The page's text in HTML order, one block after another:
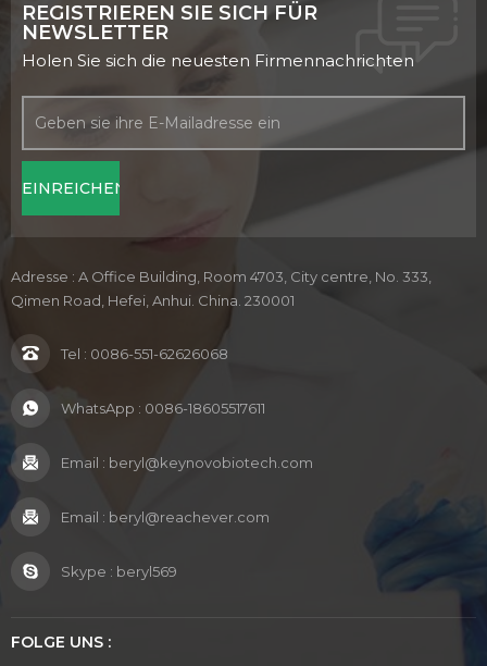
REGISTRIEREN SIE SICH FÜR
NEWSLETTER
Holen Sie sich die neuesten Firmennachrichten
Adresse : A Office Building, Room 4703, City centre, No. 333,
Qimen Road, Hefei, Anhui. China. 230001
Tel : 0086-551-62626068
WhatsApp : 0086-18605517611
Email : beryl@keynovobiotech.com
Email : beryl@reachever.com
Skype : beryl569
FOLGE UNS :